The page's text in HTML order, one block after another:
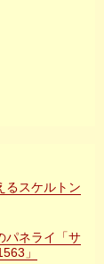
るスケルトン
パネライ「サ
」